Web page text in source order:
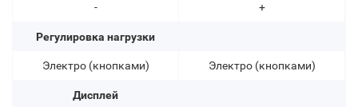
-
Регулировка нагрузки
Электро (кнопками)
Дисплей
+
Электро (кнопками)